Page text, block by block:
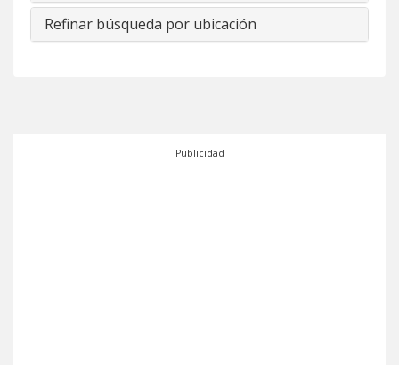
Refinar búsqueda por ubicación
Publicidad